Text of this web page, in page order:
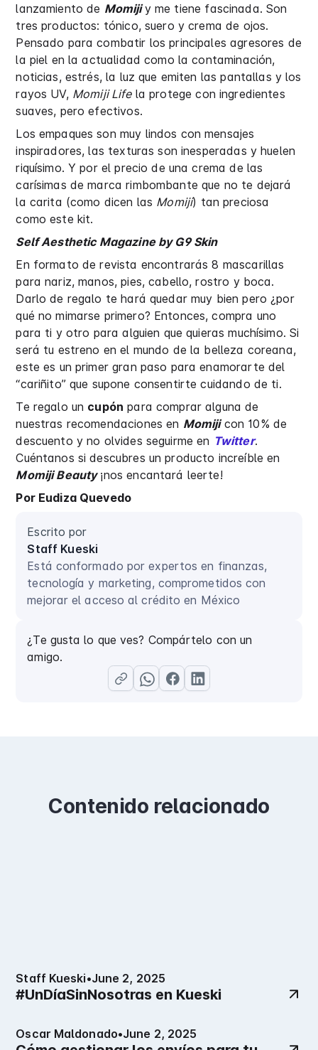
lanzamiento de Momiji y me tiene fascinada. Son
tres productos: tónico, suero y crema de ojos.
Pensado para combatir los principales agresores de
la piel en la actualidad como la contaminación,
noticias, estrés, la luz que emiten las pantallas y los
rayos UV, Momiji Lifela protege con ingredientes
suaves, pero efectivos.
Los empaques son muy lindos con mensajes
inspiradores, las texturas son inesperadas y huelen
riquísimo. Y por el precio de una crema de las
carísimas de marca rimbombante que no te dejará
la carita (como dicen las Momiji) tan preciosa
como este kit.
Self Aesthetic Magazine by G9 Skin
En formato de revista encontrarás 8 mascarillas
para nariz, manos, pies, cabello, rostro y boca.
Darlo de regalo te hará quedar muy bien pero ¿por
qué no mimarse primero? Entonces, compra uno
para ti y otro para alguien que quieras muchísimo. Si
será tu estreno en el mundo de la belleza coreana,
este es un primer gran paso para enamorarte del
“cariñito” que supone consentirte cuidando de ti.
Te regalo un cupón para comprar alguna de
nuestras recomendaciones en Momijicon 10% de
descuento y no olvides seguirme en Twitter.
Cuéntanos si descubres un producto increíble en
Momiji Beauty¡nos encantará leerte!
Por Eudiza Quevedo
Escrito por
Staff Kueski
Está conformado por expertos en finanzas,
tecnología y marketing, comprometidos con
mejorar el acceso al crédito en México
¿Te gusta lo que ves? Compártelo con un
amigo.
Contenido relacionado
Staff Kueski•June 2, 2025
#UnDíaSinNosotras en Kueski
Oscar Maldonado•June 2, 2025